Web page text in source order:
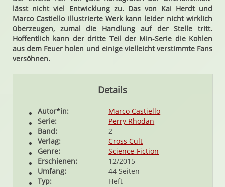
lässt nicht viel Entwicklung zu. Das von Kai Herdt und
Marco Castiello illustrierte Werk kann leider nicht wirklich
überzeugen, zumal die Handlung auf der Stelle tritt.
Hoffentlich kann der dritte Teil der Min-Serie die Kohlen
aus dem Feuer holen und einige vielleicht verstimmte Fans
versöhnen.
Details
Autor*in:
Marco Castiello
Serie:
Perry Rhodan
Band:
2
Verlag:
Cross Cult
Genre:
Science-Fiction
Erschienen:
12/2015
Umfang:
44 Seiten
Typ:
Heft